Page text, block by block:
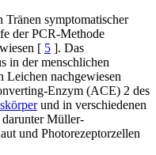
symptomatischer
der PCR-Methode
[ 5 ]. Das
in der menschlichen
Leichen nachgewiesen
Enzym (ACE) 2 des
und in verschiedenen
darunter Müller-
und Photorezeptorzellen